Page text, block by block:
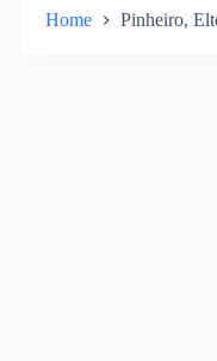
Home Pinheiro,